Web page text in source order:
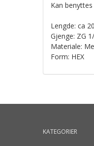
Kan
Lengde: ca
Gjenge: ZG
Materiale:
Form: HEX
KATEGORIER